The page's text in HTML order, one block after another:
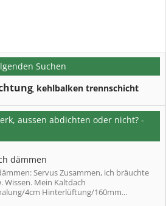
Suchen
, kehlbalken trennschicht
aussen abdichten oder nicht? -
dämmen
Servus Zusammen, ich bräuchte
Wissen. Mein Kaltdach
4cm Hinterlüftung/160mm...